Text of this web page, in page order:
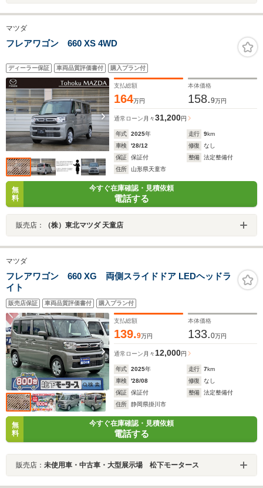
マツダ
フレアワゴン 660 XS 4WD
ディーラー保証 車両品質評価書付 購入プラン付
支払総額
164万円
本体価格
158.9万円
通常ローン 月々31,200円
年式 2025年 走行 9km
車検
'28/12 修復
なし
保証
保証付 整備
法定整備付
住所
山形県天童市
無
料
今すぐ在庫確認・見積依頼
電話する
販売店： （株）東北マツダ 天童店
マツダ
フレアワゴン 660 XG 両側スライドドア LEDヘッドラ
イト
販売店保証 車両品質評価書付 購入プラン付
支払総額
139.9万円
本体価格
133.0万円
通常ローン 月々12,000円
年式 2025年 走行 7km
車検
'28/08 修復
なし
保証
保証付 整備
法定整備付
住所
静岡県掛川市
無
料
今すぐ在庫確認・見積依頼
電話する
販売店： 未使用車・中古車・大型展示場 松下モータース